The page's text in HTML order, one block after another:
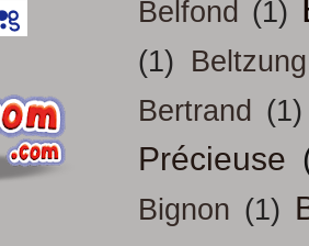
Belfond (1)
(1) Beltzung
Bertrand (1)
Précieuse
Bignon (1)